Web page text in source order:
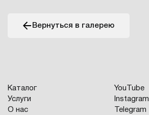
Вернуться в галерею
Каталог
Услуги
О нас
YouTube
Instagram
Telegram